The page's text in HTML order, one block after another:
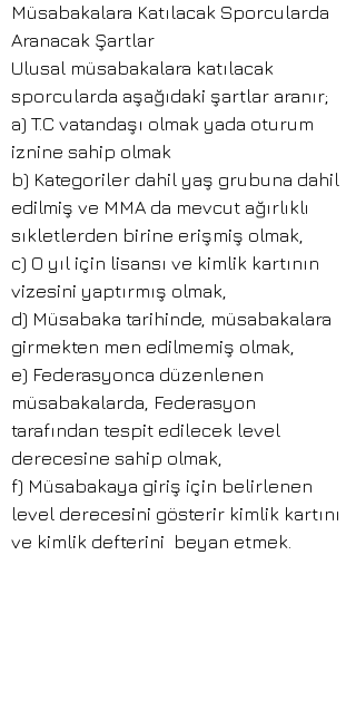
Müsabakalara Katılacak Sporcularda
Aranacak Şartlar
Ulusal müsabakalara katılacak
sporcularda aşağıdaki şartlar aranır;
a) T.C vatandaşı olmak yada oturum
iznine sahip olmak
b) Kategoriler dahil yaş grubuna dahil
edilmiş ve MMA da mevcut ağırlıklı
sıkletlerden birine erişmiş olmak,
c) O yıl için lisansı ve kimlik kartının
vizesini yaptırmış olmak,
d) Müsabaka tarihinde, müsabakalara
girmekten men edilmemiş olmak,
e) Federasyonca düzenlenen
müsabakalarda, Federasyon
tarafından tespit edilecek level
derecesine sahip olmak,
f) Müsabakaya giriş için belirlenen
level derecesini gösterir kimlik kartını
ve kimlik defterini beyan etmek.